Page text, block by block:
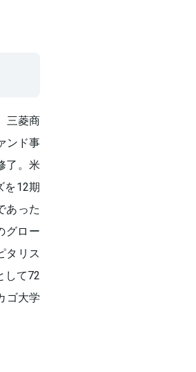
三菱商
ンド事
了。⽶
を12期
あった
グロー
タリス
して72
ゴ大学